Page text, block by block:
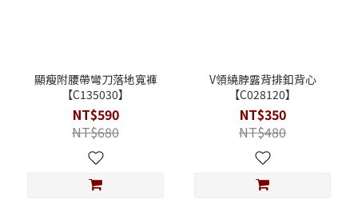
顯瘦附腰帶彎刀落地寬褲
【C135030】
NT$590
NT$680
V領繞脖露背排釦背心
【C028120】
NT$350
NT$480